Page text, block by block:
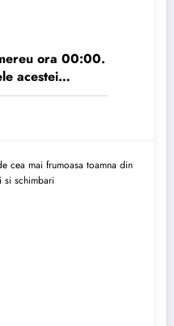
ora 00:00.
acestei